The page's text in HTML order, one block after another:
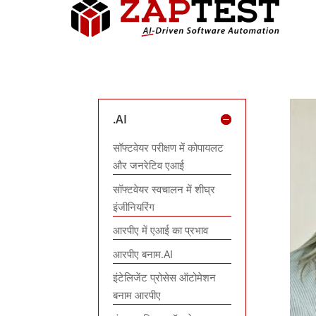
.AI
सॉफ्टवेयर परीक्षण में कोपायलट
और जनरेटिव एआई
सॉफ्टवेयर स्वचालन में शीघ्र
इंजीनियरिंग
आरपीए में एआई का प्रभाव
आरपीए बनाम.AI
इंटेलिजेंट प्रोसेस ऑटोमेशन
बनाम आरपीए